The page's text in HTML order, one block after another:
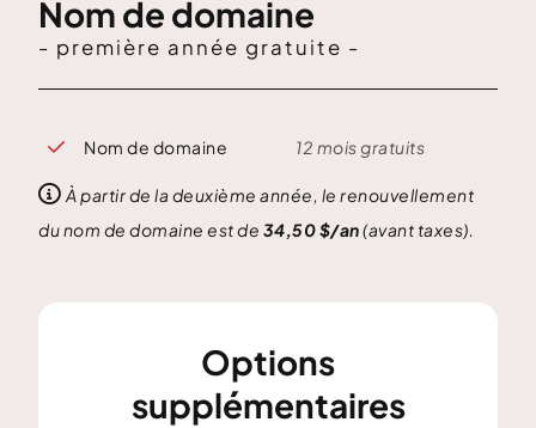
Nom de domaine
- première année gratuite -
 Nom de domaine 12 mois gratuits
 À partir de la deuxième année, le renouvellement
du nom de domaine est de 34,50 $/an(avant taxes).
Options
supplémentaires